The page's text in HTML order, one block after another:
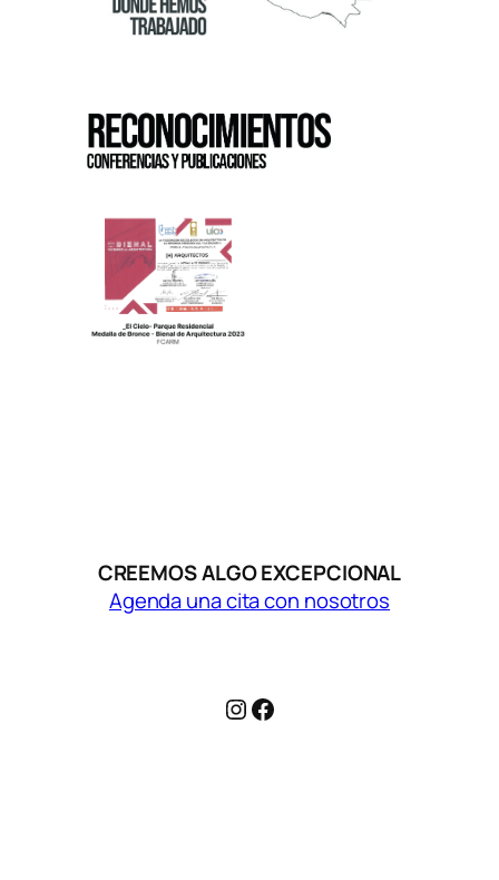
CREEMOS ALGO EXCEPCIONAL
Agenda una cita con nosotros
Instagram
Facebook